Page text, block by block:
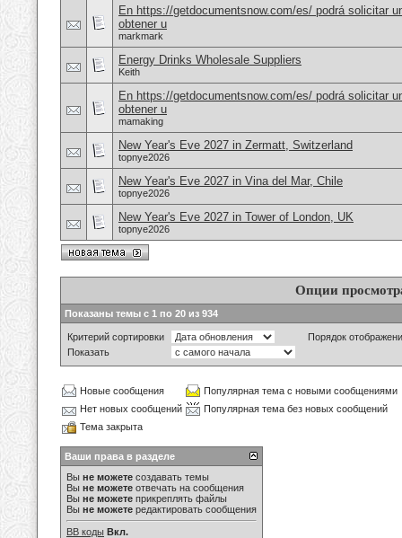
En https://getdocumentsnow.com/es/ podrá solicitar
obtener u
markmark
Energy Drinks Wholesale Suppliers
Keith
En https://getdocumentsnow.com/es/ podrá solicitar
obtener u
mamaking
New Year's Eve 2027 in Zermatt, Switzerland
topnye2026
New Year's Eve 2027 in Vina del Mar, Chile
topnye2026
New Year's Eve 2027 in Tower of London, UK
topnye2026
Опции
Показаны темы с 1 по 20 из 934
Критерий сортировки
Порядок
Показать
Новые сообщения
Популярная тема с новыми сообщениями
Нет новых сообщений
Популярная тема без новых сообщений
Тема закрыта
Ваши права в разделе
Вы не можете создавать темы
Вы не можете отвечать на сообщения
Вы не можете прикреплять файлы
Вы не можете редактировать сообщения
BB коды Вкл.